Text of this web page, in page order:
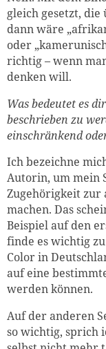
gleich gesetzt,
dann wäre
oder
richtig – wenn
denken will.
Was bedeutet es
beschrieben zu
einschränkend
Ich bezeichne
Autorin, um mein
Zugehörigkeit zur
machen. Das
Beispiel auf den
finde es wichtig
Color in
auf eine
werden können.
Auf der anderen
so wichtig, sprich